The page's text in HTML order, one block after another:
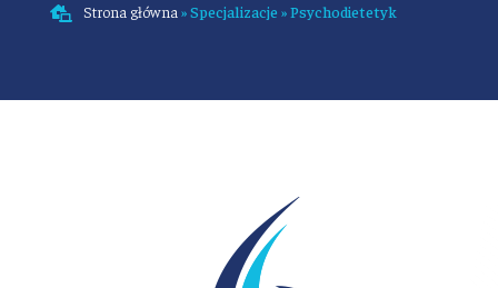
 Strona główna »Specjalizacje »Psychodietetyk